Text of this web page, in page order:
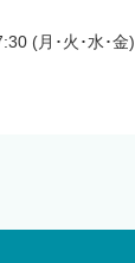
(月･火･水･金)